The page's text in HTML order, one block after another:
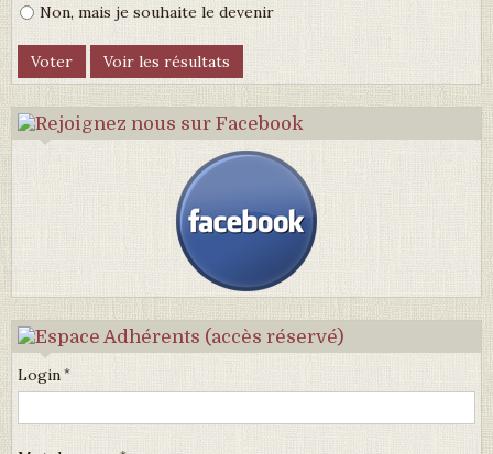
Non, mais je souhaite le devenir
Login